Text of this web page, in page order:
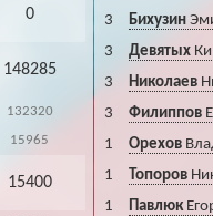
0
148285
132320
15965
15400
3
Бихузин
3
Девятых
3
Николаев
3
Филиппов
1
Орехов
1
Топоров
1
Павлюк